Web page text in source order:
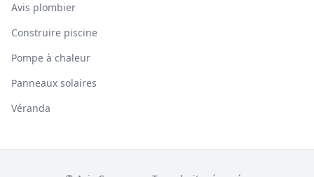
Avis plombier
Construire piscine
Pompe à chaleur
Panneaux solaires
Véranda